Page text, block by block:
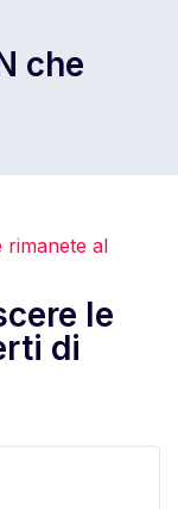
che
rimanete al
le
di